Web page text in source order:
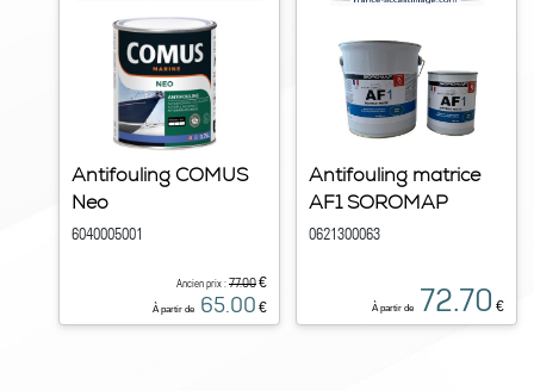
Antifouling COMUS
Neo
6040005001
Ancien prix : 77.00€
À partir de 65.00 €
Antifouling matrice
AF1 SOROMAP
0621300063
À partir de 72.70 €